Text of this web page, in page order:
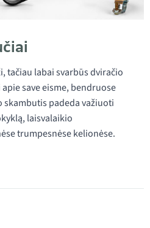
tačiau labai svarbūs dviračio
save eisme, bendruose
padeda važiuoti
laisvalaikio
trumpesnėse kelionėse.
skambučiai